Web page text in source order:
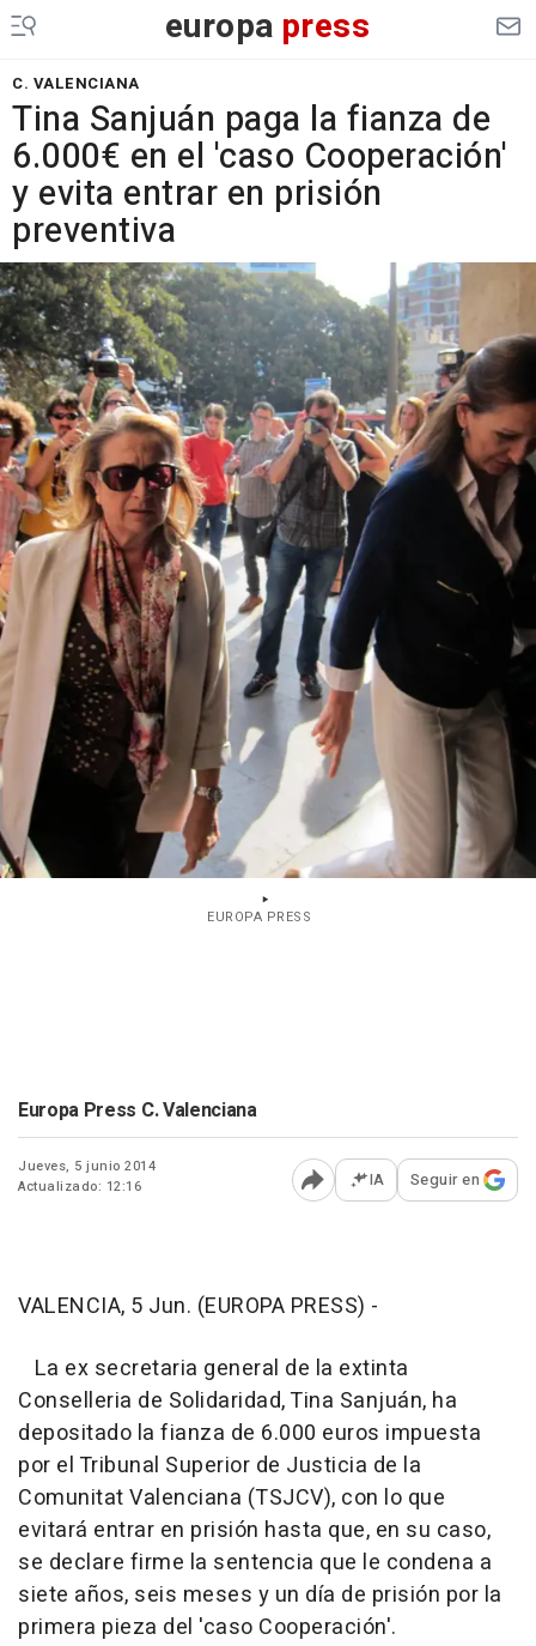
europa press
C. VALENCIANA
Tina Sanjuán paga la fianza de
6.000€ en el 'caso Cooperación'
y evita entrar en prisión
preventiva
EUROPA PRESS
Europa Press C. Valenciana
Jueves, 5 junio 2014
Actualizado: 12:16
Abrir opciones para
IA Seguir en
VALENCIA, 5 Jun. (EUROPA PRESS) -
La ex secretaria general de la extinta
Conselleria de Solidaridad, Tina Sanjuán, ha
depositado la fianza de 6.000 euros impuesta
por el Tribunal Superior de Justicia de la
Comunitat Valenciana (TSJCV), con lo que
evitará entrar en prisión hasta que, en su caso,
se declare firme la sentencia que le condena a
siete años, seis meses y un día de prisión por la
primera pieza del 'caso Cooperación'.